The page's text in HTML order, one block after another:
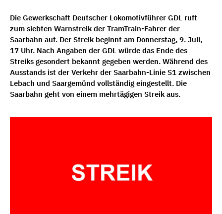
Die Gewerkschaft Deutscher Lokomotivführer GDL ruft
zum siebten Warnstreik der TramTrain-Fahrer der
Saarbahn auf. Der Streik beginnt am Donnerstag, 9. Juli,
17 Uhr. Nach Angaben der GDL würde das Ende des
Streiks gesondert bekannt gegeben werden. Während des
Ausstands ist der Verkehr der Saarbahn-Linie S1 zwischen
Lebach und Saargemünd vollständig eingestellt. Die
Saarbahn geht von einem mehrtägigen Streik aus.